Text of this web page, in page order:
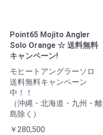
Point65 Mojito Angler
Solo Orange ☆ 送料無料
キャンペーン!
モヒートアングラーソロ
送料無料キャンペーン
中！！
（沖縄・北海道・九州・離
島除く）
￥280,500